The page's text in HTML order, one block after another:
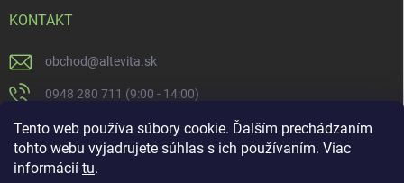
Tento web používa súbory cookie. Ďalším prechádzaním
tohto webu vyjadrujete súhlas s ich používaním. Viac
informácií tu.
KONTAKT
obchod@altevita.sk
0948 280 711 (9:00 - 14:00)
Altevita.sk
altevita